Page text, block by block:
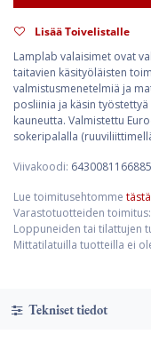
Lisää Toivelistalle
Lamplab valaisimet ovat
taitavien käsityöläisten
valmistusmenetelmiä ja
posliinia ja käsin
kauneutta. Valmistettu
sokeripalalla
Viivakoodi: 6430081166885
Lue toimitusehtomme tästä
Varastotuotteiden
Loppuneiden tai tilattujen
Mittatilatuilla tuotteilla ei
Tekniset tiedot